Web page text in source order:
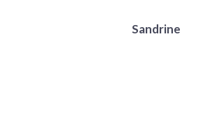
Sandrine